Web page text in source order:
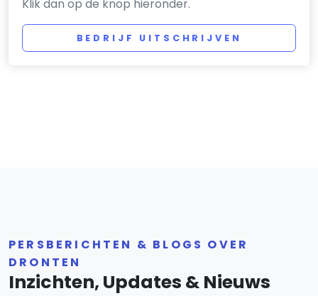
Klik dan op de knop hieronder.
BEDRIJF UITSCHRIJVEN
PERSBERICHTEN & BLOGS OVER
DRONTEN
Inzichten, Updates & Nieuws